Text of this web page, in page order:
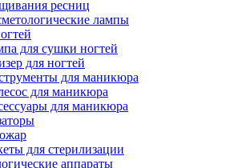
ресниц
лампы
для сушки ногтей
для ногтей
для маникюра
для маникюра
для маникюра
для стерилизации
аппараты